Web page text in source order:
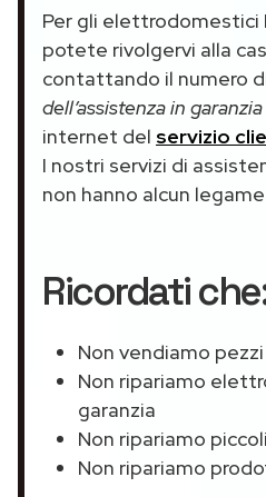
Per gli elettrodomestici
potete rivolgervi alla
contattando il numero
dell’assistenza in
internet del servizio
I nostri servizi di
non hanno alcun
Ricordati
Non vendiamo
Non ripariamo
garanzia
Non ripariamo
Non ripariamo